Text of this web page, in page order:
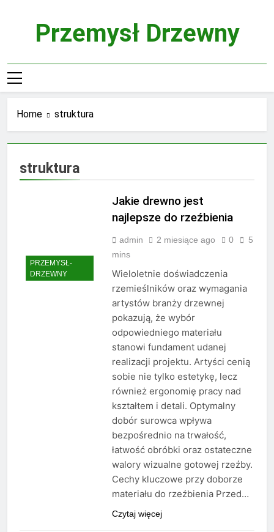
Przemysł Drzewny
Home struktura
struktura
PRZEMYSŁ-
DRZEWNY
Jakie drewno jest
najlepsze do rzeźbienia
admin 2 miesiące ago 0
5
mins
Wieloletnie doświadczenia
rzemieślników oraz wymagania
artystów branży drzewnej
pokazują, że wybór
odpowiedniego materiału
stanowi fundament udanej
realizacji projektu. Artyści cenią
sobie nie tylko estetykę, lecz
również ergonomię pracy nad
kształtem i detali. Optymalny
dobór surowca wpływa
bezpośrednio na trwałość,
łatwość obróbki oraz ostateczne
walory wizualne gotowej rzeźby.
Cechy kluczowe przy doborze
materiału do rzeźbienia Przed…
Czytaj więcej